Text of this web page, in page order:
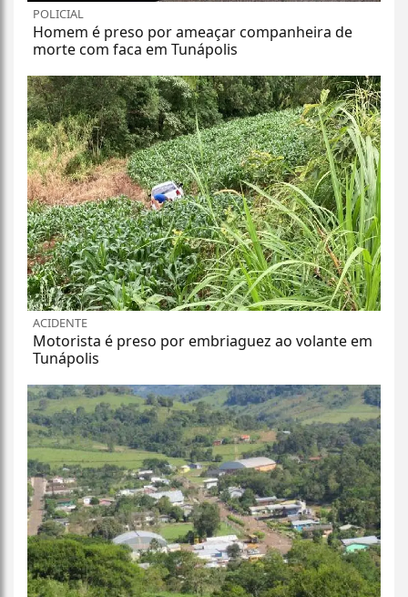
POLICIAL
Homem é preso por ameaçar companheira de
morte com faca em Tunápolis
ACIDENTE
Motorista é preso por embriaguez ao volante em
Tunápolis